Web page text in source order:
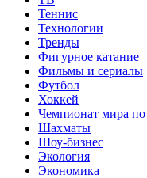
Теннис
Технологии
Тренды
Фигурное катание
Фильмы и сериалы
Футбол
Хоккей
Чемпионат мира
Шахматы
Шоу-бизнес
Экология
Экономика